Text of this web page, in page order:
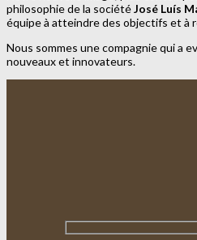
philosophie de la sociétéJosé Luís
équipe à atteindre des objectifs et à
Nous sommes une compagnie qui a
nouveaux et innovateurs.